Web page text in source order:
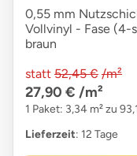
0,55 mm
Vollvinyl - Fase
braun
statt 52,45 € /m²
27,90 € /m²
1 Paket: 3,34 m² zu
Lieferzeit: 12 Tage